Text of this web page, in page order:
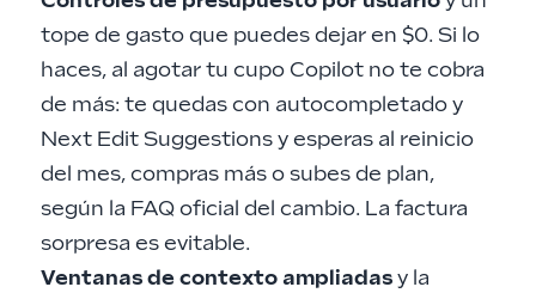
tope de gasto que puedes dejar en $0. Si lo
haces, al agotar tu cupo Copilot no te cobra
de más: te quedas con autocompletado y
Next Edit Suggestions y esperas al reinicio
del mes, compras más o subes de plan,
según la FAQ oficial del cambio. La factura
sorpresa es evitable.
Ventanas de contexto ampliadasy la